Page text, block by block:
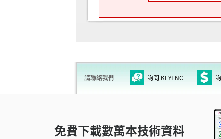
請聯絡我們 詢問 KEYENCE
免費下載數萬本技術資料